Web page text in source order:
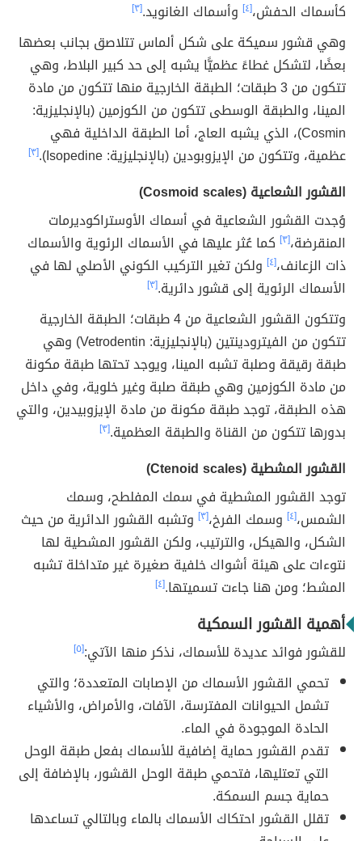
كأسماك الحفش،[٤] وأسماك الغانويد.[٣]
وهي قشور سميكة على شكل ألماس تتلاصق بجانب بعضها
بعضًا، لتشكل غطاءً عظميًّا يشبه إلى حد كبير البلاط، وهي
تتكون من 3 طبقات؛ الطبقة الخارجية منها تتكون من مادة
المينا، والطبقة الوسطى تتكون من الكوزمين (بالإنجليزية:
Cosmin)، الذي يشبه العاج، أما الطبقة الداخلية فهي
عظمية، وتتكون من الإيزوبودين (بالإنجليزية: Isopedine).
[٣]
القشور الشعاعية (Cosmoid scales)
وُجدت القشور الشعاعية في أسماك الأوستراكوديرمات
المنقرضة،[٣]
كما عُثر عليها في الأسماك الرئوية والأسماك
ذات الزعانف،[٤]
ولكن تغير التركيب الكوني الأصلي لها في
الأسماك الرئوية إلى قشور دائرية.[٣]
وتتكون القشور الشعاعية من 4 طبقات؛ الطبقة الخارجية
تتكون من الفيترودينتين (بالإنجليزية: Vetrodentin) وهي
طبقة رقيقة وصلبة تشبه المينا، ويوجد تحتها طبقة مكونة
من مادة الكوزمين وهي طبقة صلبة وغير خلوية، وفي داخل
هذه الطبقة، توجد طبقة مكونة من مادة الإيزوبيدين، والتي
بدورها تتكون من القناة والطبقة العظمية.[٣]
القشور المشطية (Ctenoid scales)
توجد القشور المشطية في سمك المفلطح، وسمك
الشمس،[٤] وسمك الفرخ،[٣]
وتشبه القشور الدائرية من حيث
الشكل، والهيكل، والترتيب، ولكن القشور المشطية لها
نتوءات على هيئة أشواك خلفية صغيرة غير متداخلة تشبه
المشط؛ ومن هنا جاءت تسميتها.[٤]
أهمية القشور السمكية
للقشور فوائد عديدة للأسماك، نذكر منها الآتي:[٥]
تحمي القشور الأسماك من الإصابات المتعددة؛ والتي
تشمل الحيوانات المفترسة، الآفات، والأمراض، والأشياء
الحادة الموجودة في الماء.
تقدم القشور حماية إضافية للأسماك بفعل طبقة الوحل
التي تعتليها، فتحمي طبقة الوحل القشور، بالإضافة إلى
حماية جسم السمكة.
تقلل القشور احتكاك الأسماك بالماء وبالتالي تساعدها